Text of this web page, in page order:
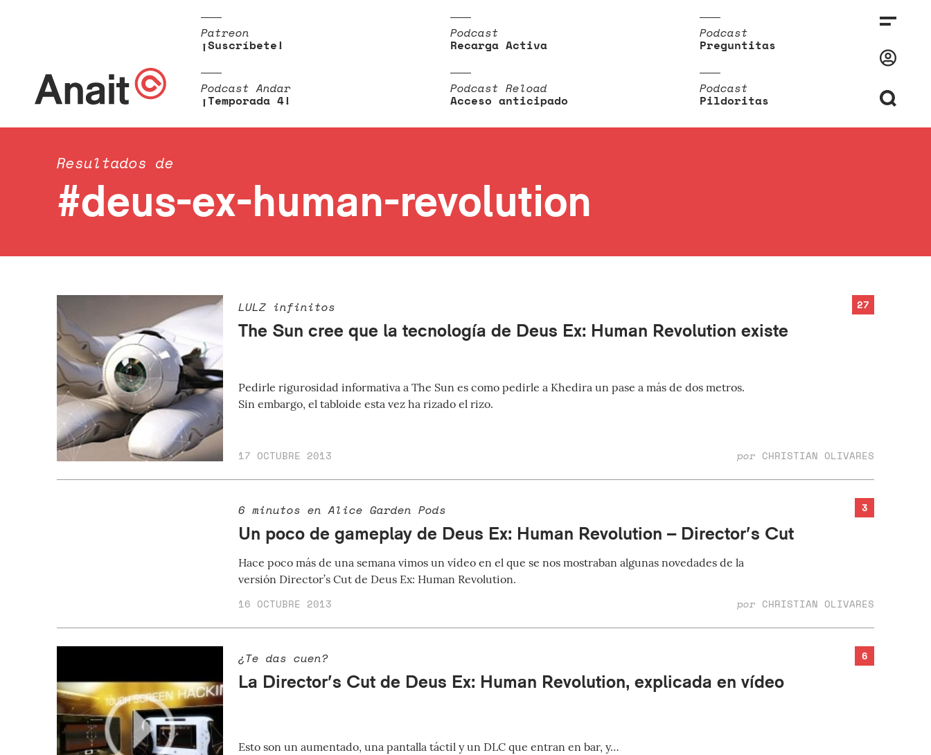
Patreon
¡Suscríbete!
Podcast
Recarga Activa
Podcast
Preguntitas
Podcast Andar
¡Temporada 4!
Podcast Reload
Acceso anticipado
Podcast
Pildoritas
Resultados de
#deus-ex-human-revolution
27
LULZ infinitos
The Sun cree que la tecnología de Deus Ex: Human Revolution existe
Pedirle rigurosidad informativa a The Sun es como pedirle a Khedira un pase a más de dos metros.
Sin embargo, el tabloide esta vez ha rizado el rizo.
17 OCTUBRE 2013 por CHRISTIAN OLIVARES
3
6 minutos en Alice Garden Pods
Un poco de gameplay de Deus Ex: Human Revolution – Director’s Cut
Hace poco más de una semana vimos un vídeo en el que se nos mostraban algunas novedades de la
versión Director’s Cut de Deus Ex: Human Revolution.
16 OCTUBRE 2013 por CHRISTIAN OLIVARES
6
¿Te das cuen?
La Director’s Cut de Deus Ex: Human Revolution, explicada en vídeo
Esto son un aumentado, una pantalla táctil y un DLC que entran en bar, y…